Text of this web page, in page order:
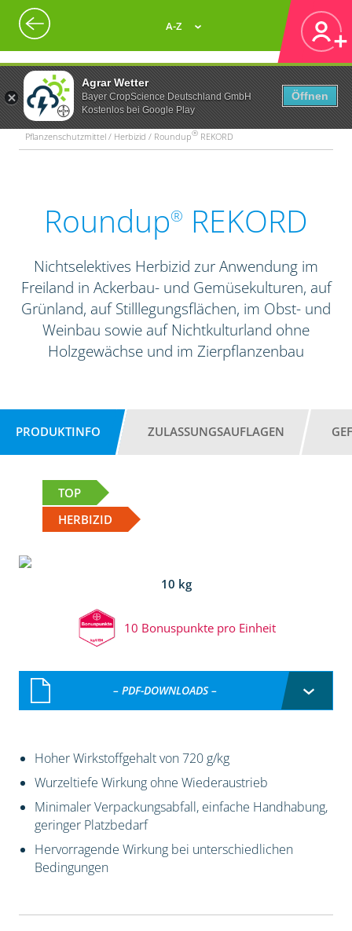
Agrar Wetter
Bayer CropScience Deutschland GmbH
Kostenlos bei Google Play
Öffnen
A-Z
Pflanzenschutzmittel / Herbizid / Roundup® REKORD
Roundup® REKORD
Nichtselektives Herbizid zur Anwendung im
Freiland in Ackerbau- und Gemüsekulturen, auf
Grünland, auf Stilllegungsflächen, im Obst- und
Weinbau sowie auf Nichtkulturland ohne
Holzgewächse und im Zierpflanzenbau
PRODUKTINFO ZULASSUNGSAUFLAGEN
TOP
HERBIZID
10 kg
10 Bonuspunkte pro Einheit
– PDF-DOWNLOADS –
Hoher Wirkstoffgehalt von 720 g/kg
Wurzeltiefe Wirkung ohne Wiederaustrieb
Minimaler Verpackungsabfall, einfache Handhabung,
geringer Platzbedarf
Hervorragende Wirkung bei unterschiedlichen
Bedingungen